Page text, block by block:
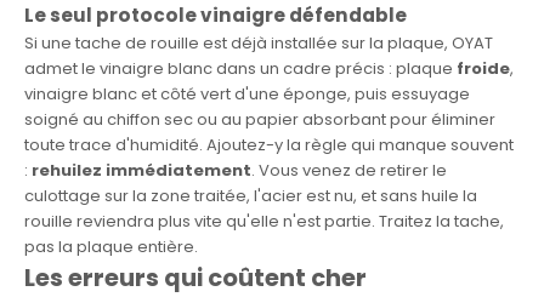
Le seul protocole vinaigre défendable
Si une tache de rouille est déjà installée sur la plaque, OYAT
admet le vinaigre blanc dans un cadre précis : plaque froide,
vinaigre blanc et côté vert d'une éponge, puis essuyage
soigné au chiffon sec ou au papier absorbant pour éliminer
toute trace d'humidité. Ajoutez-y la règle qui manque souvent
: rehuilez immédiatement. Vous venez de retirer le
culottage sur la zone traitée, l'acier est nu, et sans huile la
rouille reviendra plus vite qu'elle n'est partie. Traitez la tache,
pas la plaque entière.
Les erreurs qui coûtent cher